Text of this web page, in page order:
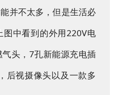
并不太多，但是生活必
中看到的外用220V电
头，7孔新能源充电插
后视摄像头以及一款多